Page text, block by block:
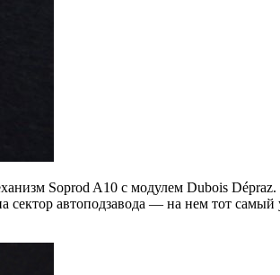
Soprod A10 с модулем Dubois Dépraz.
автоподзавода — на нем тот